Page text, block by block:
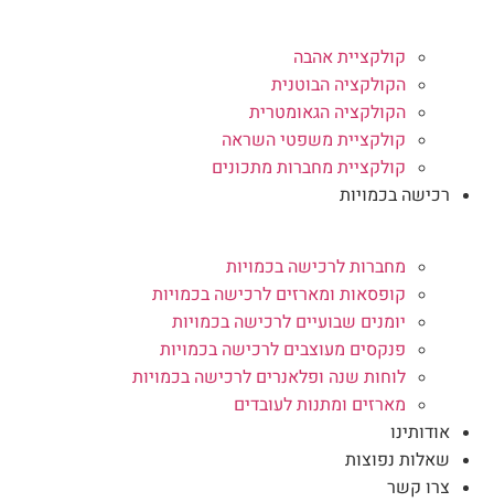
קולקציית אהבה
הקולקציה הבוטנית
הקולקציה הגאומטרית
קולקציית משפטי השראה
קולקציית מחברות מתכונים
רכישה בכמויות
מחברות לרכישה בכמויות
קופסאות ומארזים לרכישה בכמויות
יומנים שבועיים לרכישה בכמויות
פנקסים מעוצבים לרכישה בכמויות
לוחות שנה ופלאנרים לרכישה בכמויות
מארזים ומתנות לעובדים
אודותינו
שאלות נפוצות
צרו קשר